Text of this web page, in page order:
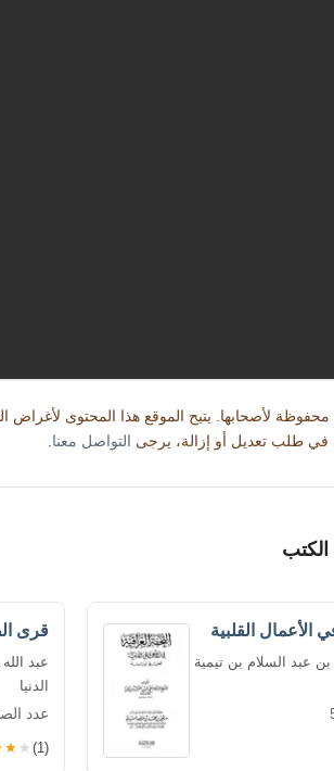
محفوظة لأصحابها. يتيح الموقع هذا المحتوى
في طلب تعديل أو إزالة، يرجى التواصل معنا
الكتب
الأعمال القلبية
عبد السلام بن تيمية
قرى
عبد
الدنيا
عدد
(1)